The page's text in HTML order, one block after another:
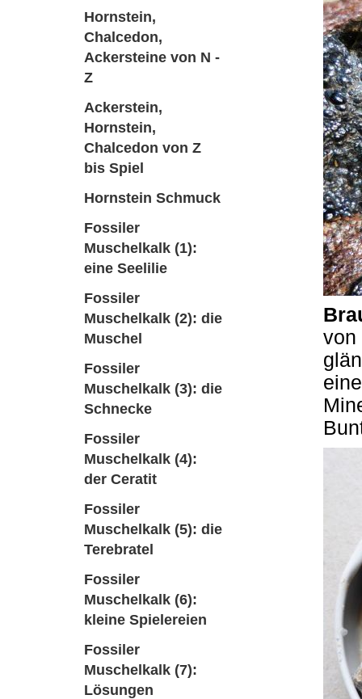
Hornstein,
Chalcedon,
Ackersteine von N -
Z
Ackerstein,
Hornstein,
Chalcedon von Z
bis Spiel
Hornstein Schmuck
Fossiler
Muschelkalk (1):
eine Seelilie
Fossiler
Muschelkalk (2): die
Muschel
Fossiler
Muschelkalk (3): die
Schnecke
Fossiler
Muschelkalk (4):
der Ceratit
Fossiler
Muschelkalk (5): die
Terebratel
Fossiler
Muschelkalk (6):
kleine Spielereien
Fossiler
Muschelkalk (7):
Lösungen
von